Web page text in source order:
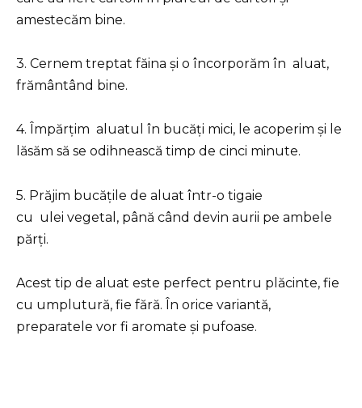
amestecăm bine.
3. Cernem treptat făina și o încorporăm în aluat,
frământând bine.
4. Împărțim aluatul în bucăți mici, le acoperim și le
lăsăm să se odihnească timp de cinci minute.
5. Prăjim bucățile de aluat într-o tigaie
cu ulei vegetal, până când devin aurii pe ambele
părți.
Acest tip de aluat este perfect pentru plăcinte, fie
cu umplutură, fie fără. În orice variantă,
preparatele vor fi aromate și pufoase.